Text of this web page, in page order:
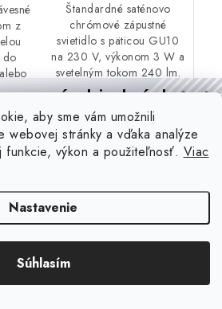
aby sme vám umožnili
webovej stránky a vďaka analýze
funkcie, výkon a použiteľnosť. Viac
Nastavenie
Súhlasím
z
do
pre
Štandardné saténovo
chrómové zápustné
svietidlo s päticou GU10
na 230 V, výkonom 3 W a
svetelným tokom 240 lm.
Teplá biela farba svetla
IP44/IP40, trieda...
a akcie na váš e-mail
PRIHLÁSIŤ SA
prvú objednávku
zľavu aj praktické tipy,vďaka ktorým
lepšie a platiť menej.
CHCEM ZĽAVU